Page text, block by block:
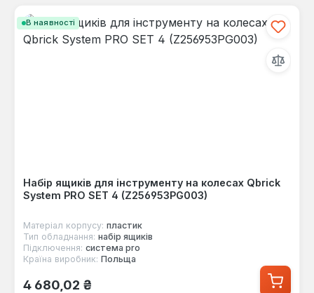
В наявності
Набір ящиків для інструменту на колесах Qbrick
System PRO SET 4 (Z256953PG003)
Матеріал корпусу: пластик
Тип обладнання: набір ящиків
Підключення: система pro
Країна виробник: Польща
Звичайна ціна:
4 680,02 ₴